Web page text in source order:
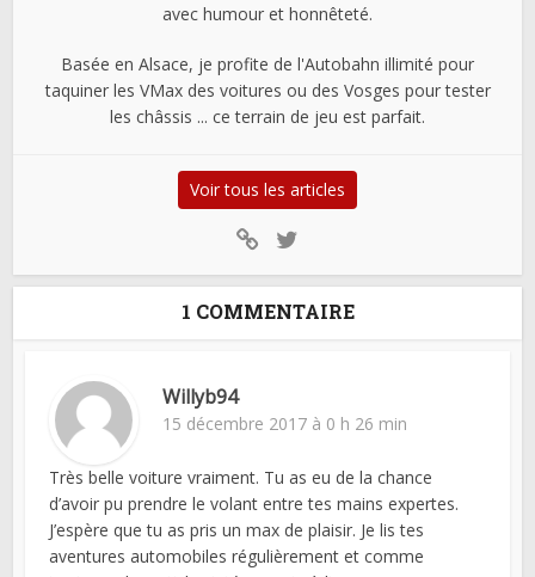
avec humour et honnêteté.
Basée en Alsace, je profite de l'Autobahn illimité pour
taquiner les VMax des voitures ou des Vosges pour tester
les châssis ... ce terrain de jeu est parfait.
Voir tous les articles
1 COMMENTAIRE
Willyb94
15 décembre 2017 à 0 h 26 min
Très belle voiture vraiment. Tu as eu de la chance
d’avoir pu prendre le volant entre tes mains expertes.
J’espère que tu as pris un max de plaisir. Je lis tes
aventures automobiles régulièrement et comme